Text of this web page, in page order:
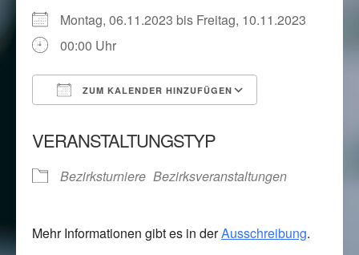
Montag, 06.11.2023 bis Freitag, 10.11.2023
00:00 Uhr
ZUM KALENDER HINZUFÜGEN
VERANSTALTUNGSTYP
Bezirksturniere Bezirksveranstaltungen
Mehr Informationen gibt es in derAusschreibung.